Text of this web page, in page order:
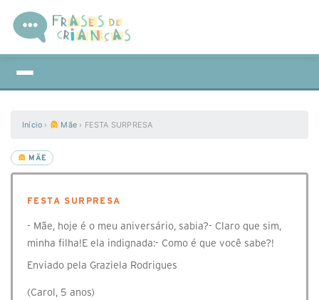
Início › Mãe › FESTA SURPRESA
MÃE
FESTA SURPRESA
- Mãe, hoje é o meu aniversário, sabia?- Claro que sim,
minha filha!E ela indignada:- Como é que você sabe?!
Enviado pela Graziela Rodrigues
(Carol, 5 anos)